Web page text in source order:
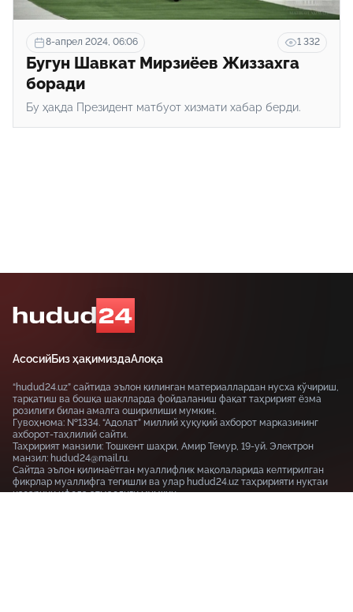
8-апрел 2024, 06:06 1 332
Бугун Шавкат Мирзиёев Жиззахга
боради
Бу ҳақда Президент матбуот хизмати хабар берди.
АсосийБиз ҳақимиздаАлоқа
“hudud24.uz” сайтида эълон қилинган материаллардан нусха кўчириш,
тарқатиш ва бошқа шаклларда фойдаланиш фақат таҳририят ёзма
розилиги билан амалга оширилиши мумкин.
Гувоҳнома: №1334. “Адолат” миллий ҳуқуқий ахборот марказининг
ахборот-таҳлилий сайти.
Таҳририят манзили: Тошкент шаҳри, Амир Темур, 19-уй. Электрон
манзил: hudud24@mail.ru.
Сайтда эълон қилинаётган муаллифлик мақолаларида келтирилган
фикрлар муаллифга тегишли ва улар hudud24.uz таҳририяти нуқтаи
назарини ифода этмаслиги мумкин.